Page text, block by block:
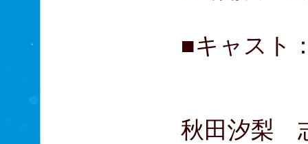
■キャスト
秋田汐梨